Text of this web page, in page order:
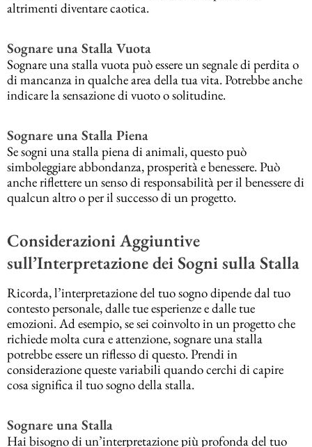
altrimenti diventare caotica.
Sognare una Stalla Vuota
Sognare una stalla vuota può essere un segnale di perdita o
di mancanza in qualche area della tua vita. Potrebbe anche
indicare la sensazione di vuoto o solitudine.
Sognare una Stalla Piena
Se sogni una stalla piena di animali, questo può
simboleggiare abbondanza, prosperità e benessere. Può
anche riflettere un senso di responsabilità per il benessere di
qualcun altro o per il successo di un progetto.
Considerazioni Aggiuntive
sull’Interpretazione dei Sogni sulla Stalla
Ricorda, l’interpretazione del tuo sogno dipende dal tuo
contesto personale, dalle tue esperienze e dalle tue
emozioni. Ad esempio, se sei coinvolto in un progetto che
richiede molta cura e attenzione, sognare una stalla
potrebbe essere un riflesso di questo. Prendi in
considerazione queste variabili quando cerchi di capire
cosa significa il tuo sogno della stalla.
Sognare una Stalla
Hai bisogno di un’interpretazione più profonda del tuo